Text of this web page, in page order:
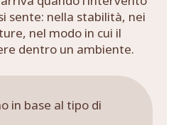
sente: nella stabilità, nei
nel modo in cui il
dentro un ambiente.
in base al tipo di